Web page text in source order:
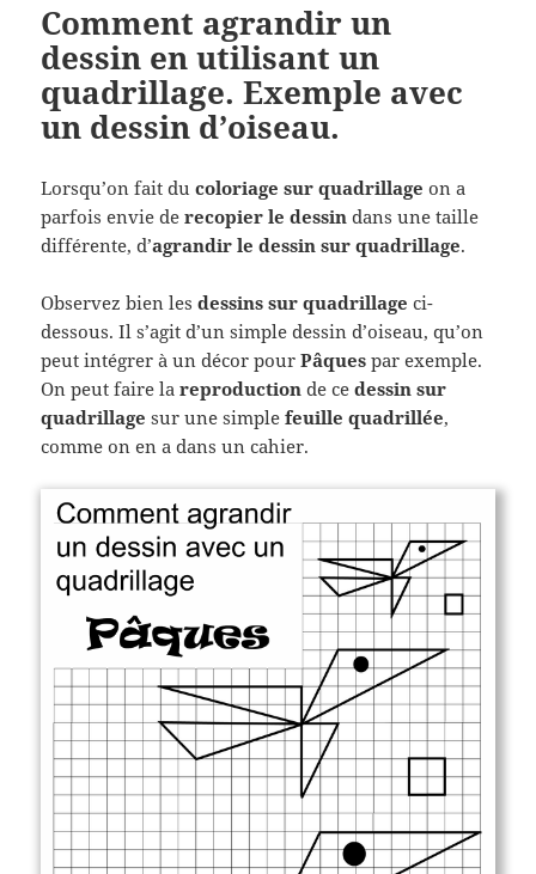
Comment agrandir un
dessin en utilisant un
quadrillage. Exemple avec
un dessin d’oiseau.
Lorsqu’on fait ducoloriage sur quadrillage on a
parfois envie derecopier le dessin dans une taille
différente, d’agrandir le dessin sur quadrillage.
Observez bien lesdessins sur quadrillage ci-
dessous. Il s’agit d’un simple dessin d’oiseau, qu’on
peut intégrer à un décor pourPâques par exemple.
On peut faire lareproduction de cedessin sur
quadrillage sur une simplefeuille quadrillée,
comme on en a dans un cahier.